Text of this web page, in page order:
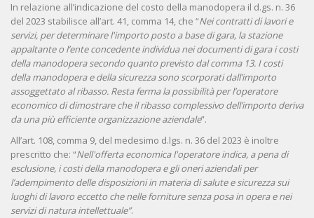
In relazione all’indicazione del costo della manodopera il d.gs. n. 36
del 2023 stabilisce all’art. 41, comma 14, che “Nei contratti di lavori e
servizi, per determinare l'importo posto a base di gara, la stazione
appaltante o l’ente concedente individua nei documenti di gara i costi
della manodopera secondo quanto previsto dal comma 13. I costi
della manodopera e della sicurezza sono scorporati dall’importo
assoggettato al ribasso. Resta ferma la possibilità per l’operatore
economico di dimostrare che il ribasso complessivo dell’importo deriva
da una più efficiente organizzazione aziendale”.
All’art. 108, comma 9, del medesimo d.lgs. n. 36 del 2023 è inoltre
prescritto che: “Nell'offerta economica l'operatore indica, a pena di
esclusione, i costi della manodopera e gli oneri aziendali per
l’adempimento delle disposizioni in materia di salute e sicurezza sui
luoghi di lavoro eccetto che nelle forniture senza posa in opera e nei
servizi di natura intellettuale”.